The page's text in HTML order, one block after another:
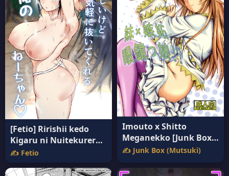
[Fetio] Ririshii kedo
Kigaru ni Nuitekureru
Ore no Nee-chan แปล
ไทย
✍️ Fetio
Imouto x Shitto
Meganekko [Junk Box
(Mutsuki)] แปลไทย
✍️ Junk Box (Mutsuki)